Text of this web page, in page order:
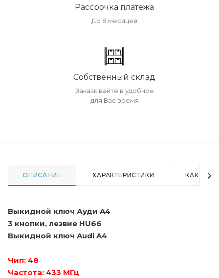
Рассрочка платежа
До 8 месяцев
Собственный склад
Заказывайте в удобное
для Вас время
ОПИСАНИЕ ХАРАКТЕРИСТИКИ КАК
Выкидной ключ Ауди A4
3 кнопки, лезвие HU66
Выкидной ключ Audi A4
Чип: 48
Частота: 433 МГц